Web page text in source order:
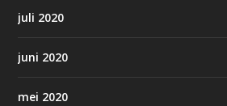
juli 2020
juni 2020
mei 2020